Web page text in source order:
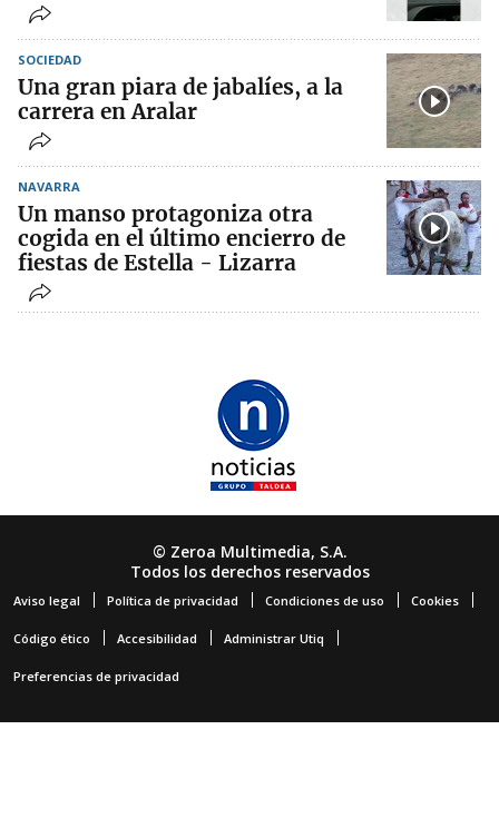
SOCIEDAD
Una gran piara de jabalíes, a la
carrera en Aralar
NAVARRA
Un manso protagoniza otra
cogida en el último encierro de
fiestas de Estella - Lizarra
© Zeroa Multimedia, S.A.
Todos los derechos reservados
Aviso legal Política de privacidad Condiciones de uso Cookies
Código ético Accesibilidad Administrar Utiq
Preferencias de privacidad